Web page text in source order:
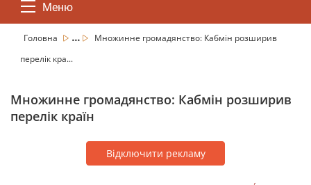
Меню
Головна ...
Множинне громадянство: Кабмін розширив
перелік кра...
Множинне громадянство: Кабмін розширив
перелік країн
Відключити рекламу